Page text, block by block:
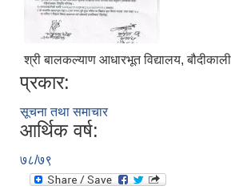
श्री बालकल्याण आधारभूत विद्यालय,
प्रकार:
सूचना तथा समाचार
आर्थिक वर्ष:
७८/७९